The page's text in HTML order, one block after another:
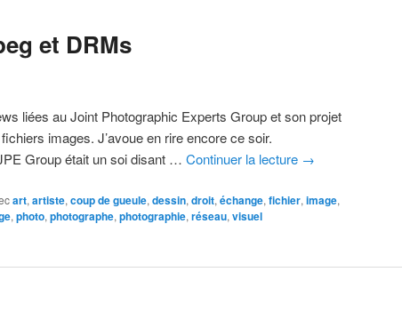
et DRMs
liées au Joint Photographic Experts Group et son projet
images. J’avoue en rire encore ce soir.
Group était un soi disant … Continuer la lecture →
art, artiste, coup de gueule, dessin, droit, échange, fichier, image,
, photo, photographe, photographie, réseau, visuel